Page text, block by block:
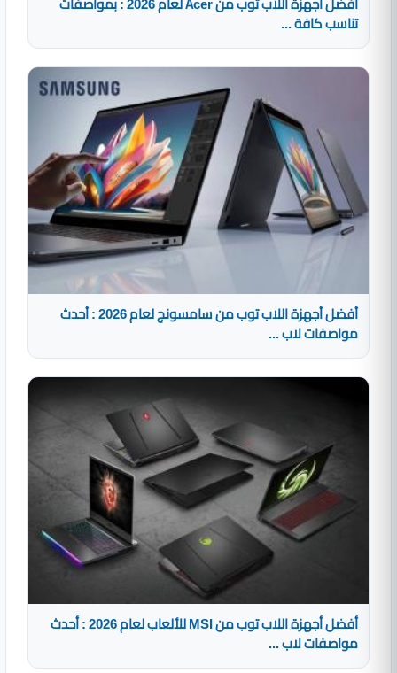
تناسب كافة ...
أفضل أجهزة اللاب توب من سامسونج لعام 2026 : أحدث
مواصفات لاب ...
أفضل أجهزة اللاب توب من MSI للألعاب لعام 2026 : أحدث
مواصفات لاب ...